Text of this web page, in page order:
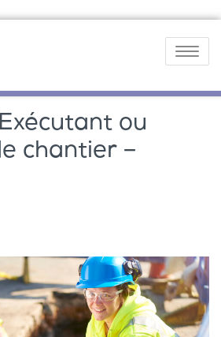
Toggle
ou
chantier –